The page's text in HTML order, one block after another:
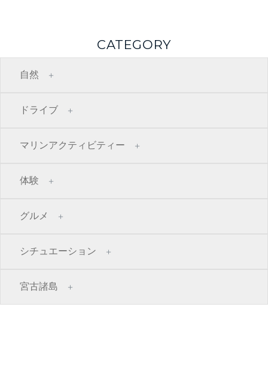
CATEGORY
自然
ドライブ
マリンアクティビティー
体験
グルメ
シチュエーション
宮古諸島